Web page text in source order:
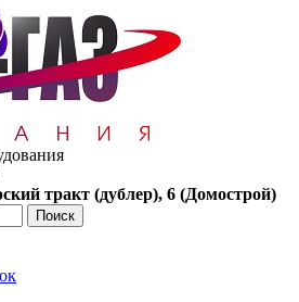
тракт (дублер), 6 (Домострой)
Поиск